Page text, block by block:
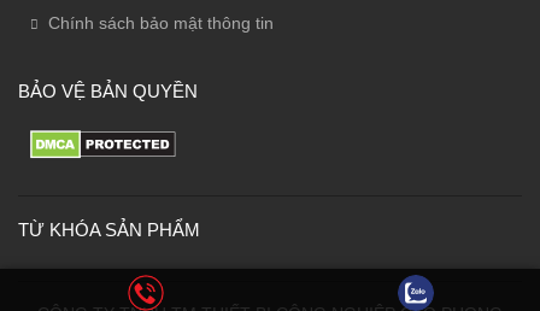
Chính sách bảo mật thông tin
BẢO VỆ BẢN QUYỀN
TỪ KHÓA SẢN PHẨM